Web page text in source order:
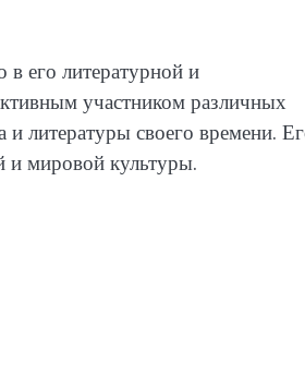
его литературной и
участником различных
литературы своего времени.
и мировой культуры.